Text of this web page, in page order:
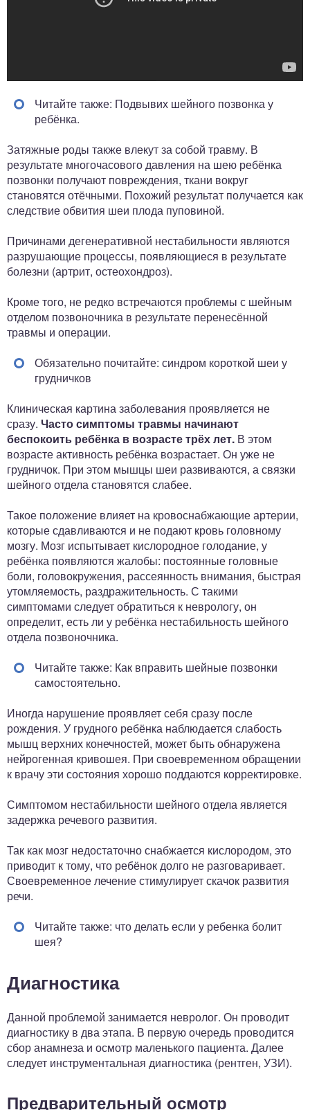
Читайте также: Подвывих шейного позвонка у
ребёнка.
Затяжные роды также влекут за собой травму. В
результате многочасового давления на шею ребёнка
позвонки получают повреждения, ткани вокруг
становятся отёчными. Похожий результат получается как
следствие обвития шеи плода пуповиной.
Причинами дегенеративной нестабильности являются
разрушающие процессы, появляющиеся в результате
болезни (артрит, остеохондроз).
Кроме того, не редко встречаются проблемы с шейным
отделом позвоночника в результате перенесённой
травмы и операции.
Обязательно почитайте: синдром короткой шеи у
грудничков
Клиническая картина заболевания проявляется не
сразу. Часто симптомы травмы начинают
беспокоить ребёнка в возрасте трёх лет. В этом
возрасте активность ребёнка возрастает. Он уже не
грудничок. При этом мышцы шеи развиваются, а связки
шейного отдела становятся слабее.
Такое положение влияет на кровоснабжающие артерии,
которые сдавливаются и не подают кровь головному
мозгу. Мозг испытывает кислородное голодание, у
ребёнка появляются жалобы: постоянные головные
боли, головокружения, рассеянность внимания, быстрая
утомляемость, раздражительность. С такими
симптомами следует обратиться к неврологу, он
определит, есть ли у ребёнка нестабильность шейного
отдела позвоночника.
Читайте также: Как вправить шейные позвонки
самостоятельно.
Иногда нарушение проявляет себя сразу после
рождения. У грудного ребёнка наблюдается слабость
мышц верхних конечностей, может быть обнаружена
нейрогенная кривошея. При своевременном обращении
к врачу эти состояния хорошо поддаются корректировке.
Симптомом нестабильности шейного отдела является
задержка речевого развития.
Так как мозг недостаточно снабжается кислородом, это
приводит к тому, что ребёнок долго не разговаривает.
Своевременное лечение стимулирует скачок развития
речи.
Читайте также: что делать если у ребенка болит
шея?
Диагностика
Данной проблемой занимается невролог. Он проводит
диагностику в два этапа. В первую очередь проводится
сбор анамнеза и осмотр маленького пациента. Далее
следует инструментальная диагностика (рентген, УЗИ).
Предварительный осмотр